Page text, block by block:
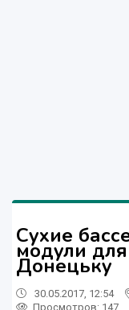
Cухие
модули
Донецьку
30.05.2017, 12:54
Просмотров: 147